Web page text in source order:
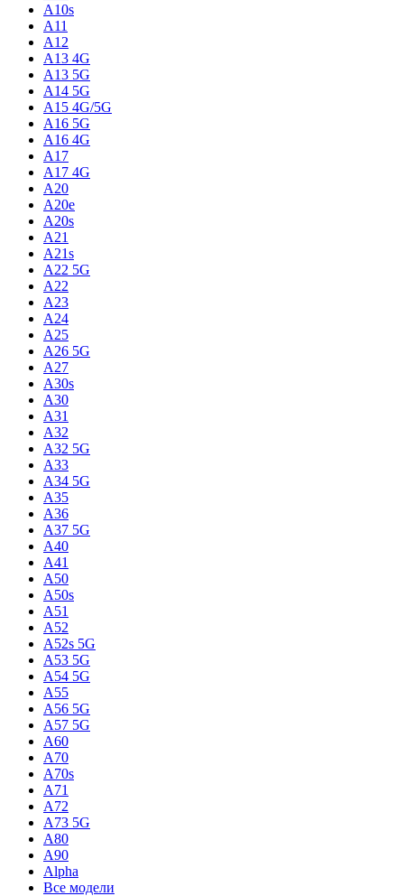
A10s
A11
A12
A13 4G
A13 5G
A14 5G
A15 4G/5G
A16 5G
A16 4G
A17
A17 4G
A20
A20e
A20s
A21
A21s
A22 5G
A22
A23
A24
A25
A26 5G
A27
A30s
A30
A31
A32
A32 5G
A33
A34 5G
A35
A36
A37 5G
A40
A41
A50
A50s
A51
A52
A52s 5G
A53 5G
A54 5G
A55
A56 5G
A57 5G
A60
A70
A70s
A71
A72
A73 5G
A80
A90
Alpha
Все модели